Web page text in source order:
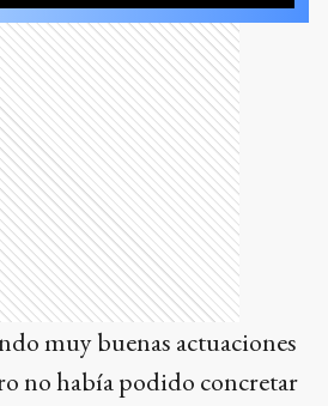
muy buenas actuaciones
no había podido concretar